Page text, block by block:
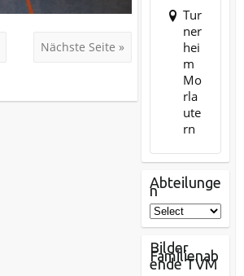
Nächste Seite »
Tur
ner
hei
m
Mo
rla
ute
rn
Abteilunge
n
Bilder
Familienab
ende TVM